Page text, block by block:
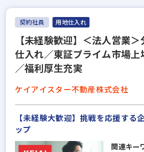
契約社員 用地仕入れ
【未経験歓迎】＜法人営業
仕入れ／東証プライム市場上
／福利厚生充実
ケイアイスター不動産株式会社
【未経験大歓迎】挑戦を応援する
ップ
関連キー